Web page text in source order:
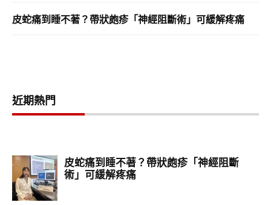
皮蛇痛到睡不著？帶狀皰疹「神經阻斷術」可緩解疼痛
近期熱門